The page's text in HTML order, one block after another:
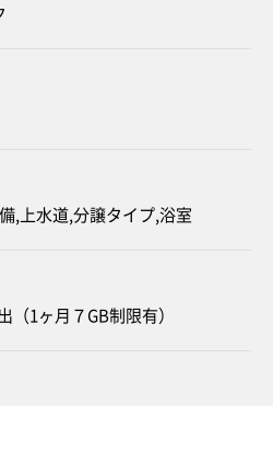
,上水道,分譲タイプ,浴室
1ヶ月７GB制限有）